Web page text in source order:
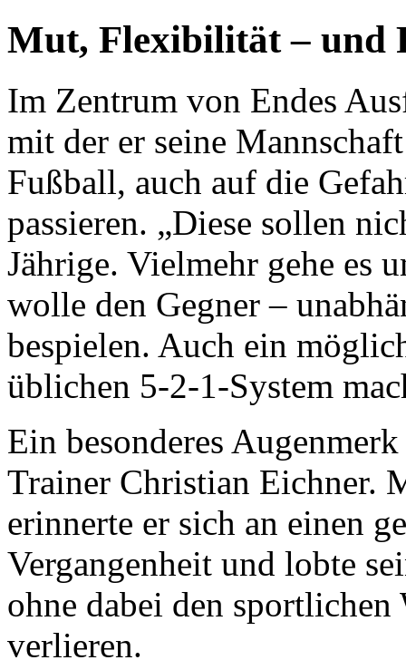
Mut, Flexibilität – und
Im Zentrum von Endes
mit der er seine
Fußball, auch auf die
passieren. „Diese sollen
Jährige. Vielmehr gehe es
wolle den Gegner –
bespielen. Auch ein
üblichen 5-2-1-System
Ein besonderes
Trainer Christian Eichner.
erinnerte er sich an einen
Vergangenheit und lobte
ohne dabei den
verlieren.